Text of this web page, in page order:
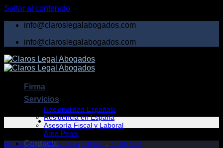
Saltar al contenido
info@claroslegalabogados.com
info@claroslegalabogados.com
Firma
Servicios
Nacionalidad Española
Residencia en España
Asesoría Fiscal y Laboral
Área Penal
Contacto
ACTUALIDAD,COMUNITARIA LOGROS RESIDENCIA